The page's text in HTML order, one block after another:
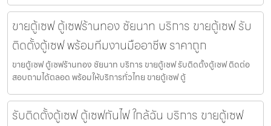
ขายตู้เซฟ ตู้เซฟร้านทอง ชัยนาท บริการ ขายตู้เซฟ รับ
ติดตั้งตู้เซฟ พร้อมทีมงานมืออาชีพ ราคาถูก
ขายตู้เซฟ ตู้เซฟร้านทอง ชัยนาท บริการ ขายตู้เซฟ รับติดตั้งตู้เซฟ ติดต่อ
สอบถามได้ตลอด พร้อมให้บริการทั่วไทย ขายตู้เซฟ ตู้
รับติดตั้งตู้เซฟ ตู้เซฟกันไฟ ใกล้ฉัน บริการ ขายตู้เซฟ